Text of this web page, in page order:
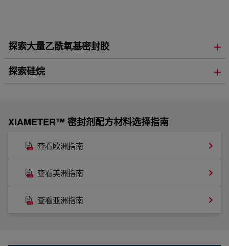
探索大量乙酰氧基密封胶
探索硅烷
XIAMETER™ 密封剂配方材料选择指南
查看欧洲指南
查看美洲指南
查看亚洲指南